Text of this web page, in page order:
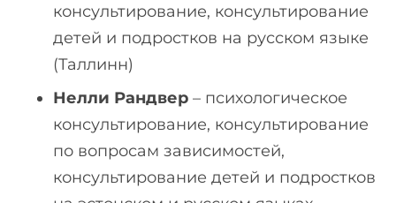
консультирование, консультирование
детей и подростков на русском языке
(Таллинн)
Нелли Рандвер – психологическое
консультирование, консультирование
по вопросам зависимостей,
консультирование детей и подростков